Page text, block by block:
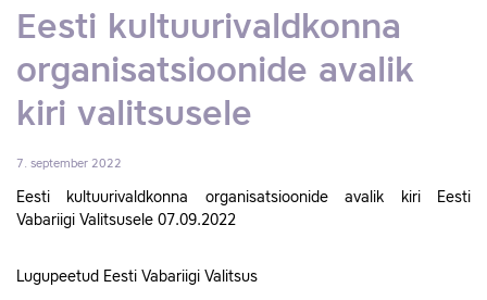
Eesti kultuurivaldkonna
organisatsioonide avalik
kiri valitsusele
7. september 2022
Eesti kultuurivaldkonna organisatsioonide avalik kiri Eesti
Vabariigi Valitsusele 07.09.2022
Lugupeetud Eesti Vabariigi Valitsus